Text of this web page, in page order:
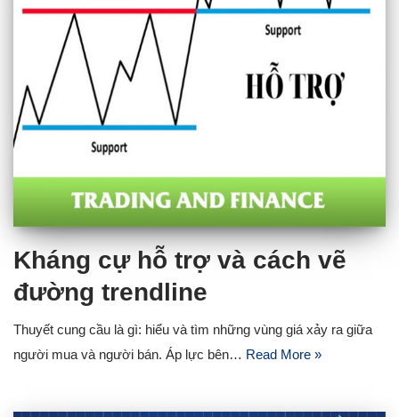
Kháng cự hỗ trợ và cách vẽ
đường trendline
Thuyết cung cầu là gì: hiểu và tìm những vùng giá xảy ra giữa
người mua và người bán. Áp lực bên… Read More »